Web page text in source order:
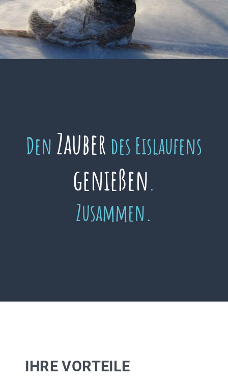
Den Zauber des Eislaufens
genießen.
Zusammen.
IHRE VORTEILE